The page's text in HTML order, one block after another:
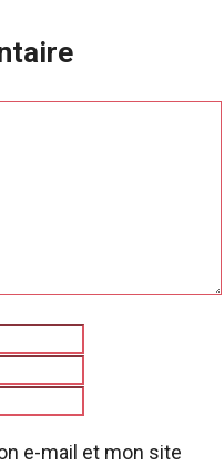
e-mail et mon site